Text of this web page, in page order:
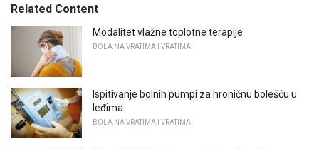
Related Content
Modalitet vlažne toplotne terapije
BOLA NA VRATIMA I VRATIMA
Ispitivanje bolnih pumpi za hroničnu bolešću u
leđima
BOLA NA VRATIMA I VRATIMA